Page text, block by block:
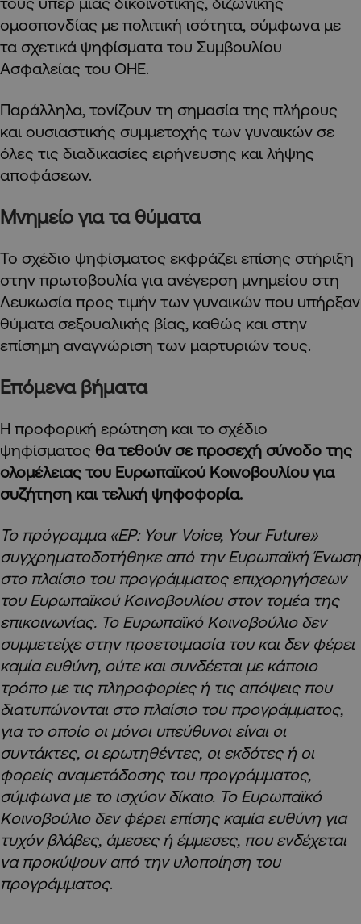
ομοσπονδίας με πολιτική ισότητα, σύμφωνα με
τα σχετικά ψηφίσματα του Συμβουλίου
Ασφαλείας του ΟΗΕ.
Παράλληλα, τονίζουν τη σημασία της πλήρους
και ουσιαστικής συμμετοχής των γυναικών σε
όλες τις διαδικασίες ειρήνευσης και λήψης
αποφάσεων.
Μνημείο για τα θύματα
Το σχέδιο ψηφίσματος εκφράζει επίσης στήριξη
στην πρωτοβουλία για ανέγερση μνημείου στη
Λευκωσία προς τιμήν των γυναικών που υπήρξαν
θύματα σεξουαλικής βίας, καθώς και στην
επίσημη αναγνώριση των μαρτυριών τους.
Επόμενα βήματα
Η προφορική ερώτηση και το σχέδιο
ψηφίσματος θα τεθούν σε προσεχή σύνοδο της
ολομέλειας του Ευρωπαϊκού Κοινοβουλίου για
συζήτηση και τελική ψηφοφορία.
Το πρόγραμμα «EP: Your Voice, Your Future»
συγχρηματοδοτήθηκε από την Ευρωπαϊκή Ένωση
στο πλαίσιο του προγράμματος επιχορηγήσεων
του Ευρωπαϊκού Κοινοβουλίου στον τομέα της
επικοινωνίας. Το Ευρωπαϊκό Κοινοβούλιο δεν
συμμετείχε στην προετοιμασία του και δεν φέρει
καμία ευθύνη, ούτε και συνδέεται με κάποιο
τρόπο με τις πληροφορίες ή τις απόψεις που
διατυπώνονται στο πλαίσιο του προγράμματος,
για το οποίο οι μόνοι υπεύθυνοι είναι οι
συντάκτες, οι ερωτηθέντες, οι εκδότες ή οι
φορείς αναμετάδοσης του προγράμματος,
σύμφωνα με το ισχύον δίκαιο. Το Ευρωπαϊκό
Κοινοβούλιο δεν φέρει επίσης καμία ευθύνη για
τυχόν βλάβες, άμεσες ή έμμεσες, που ενδέχεται
να προκύψουν από την υλοποίηση του
προγράμματος.